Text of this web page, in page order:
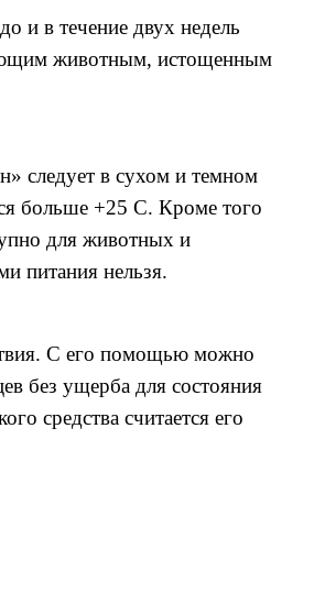
и в течение двух недель
животным, истощенным
следует в сухом и темном
больше +25 С. Кроме того
для животных и
питания нельзя.
. С его помощью можно
без ущерба для состояния
средства считается его